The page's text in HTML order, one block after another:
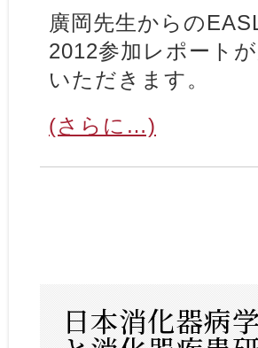
廣岡先生からの
2012参加レポート
いただきます。
(さらに…)
日本消化器病